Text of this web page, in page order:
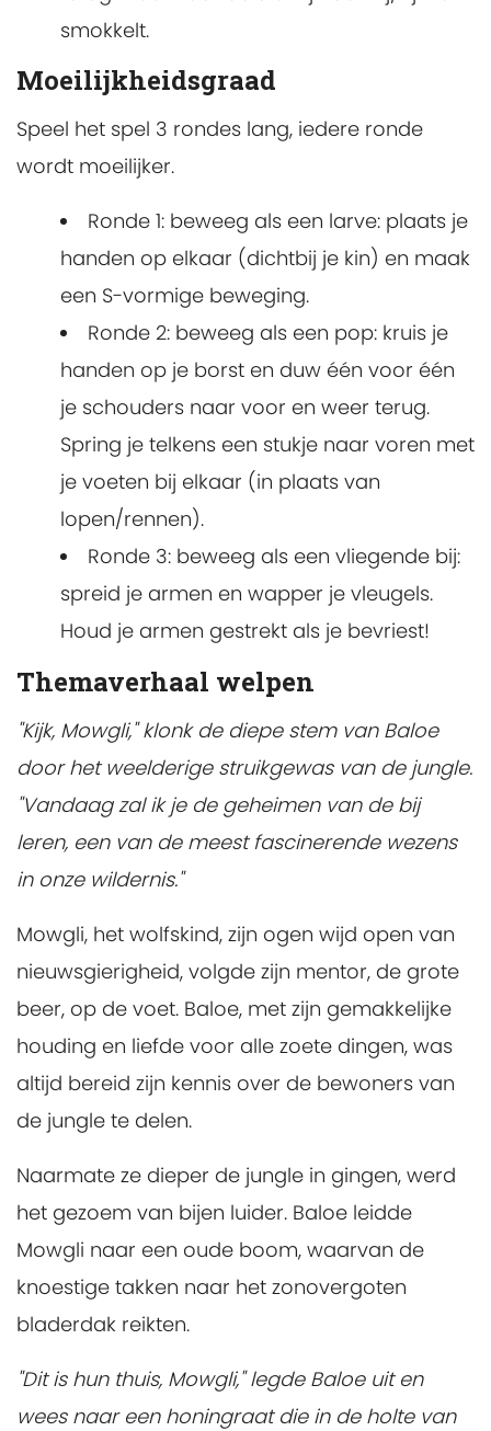
smokkelt.
Moeilijkheidsgraad
Speel het spel 3 rondes lang, iedere ronde
wordt moeilijker.
Ronde 1: beweeg als een larve: plaats je
handen op elkaar (dichtbij je kin) en maak
een S-vormige beweging.
Ronde 2: beweeg als een pop: kruis je
handen op je borst en duw één voor één
je schouders naar voor en weer terug.
Spring je telkens een stukje naar voren met
je voeten bij elkaar (in plaats van
lopen/rennen).
Ronde 3: beweeg als een vliegende bij:
spreid je armen en wapper je vleugels.
Houd je armen gestrekt als je bevriest!
Themaverhaal welpen
"Kijk, Mowgli," klonk de diepe stem van Baloe
door het weelderige struikgewas van de jungle.
"Vandaag zal ik je de geheimen van de bij
leren, een van de meest fascinerende wezens
in onze wildernis."
Mowgli, het wolfskind, zijn ogen wijd open van
nieuwsgierigheid, volgde zijn mentor, de grote
beer, op de voet. Baloe, met zijn gemakkelijke
houding en liefde voor alle zoete dingen, was
altijd bereid zijn kennis over de bewoners van
de jungle te delen.
Naarmate ze dieper de jungle in gingen, werd
het gezoem van bijen luider. Baloe leidde
Mowgli naar een oude boom, waarvan de
knoestige takken naar het zonovergoten
bladerdak reikten.
"Dit is hun thuis, Mowgli," legde Baloe uit en
wees naar een honingraat die in de holte van